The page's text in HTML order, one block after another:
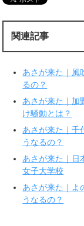
i
e
r
で
有
新
し
い
ウ
ン
ド
ウ
開
き
ま
)
す
ク
ッ
ク
く
だ
さ
い
新
し
い
ィ
ン
ド
で
開
き
関連記事
あさが来た｜風
るの？
あさが来た｜加
け騒動とは？
あさが来た｜千
うなるの？
あさが来た｜日
女子大学校
あさが来た｜よ
うなるの？